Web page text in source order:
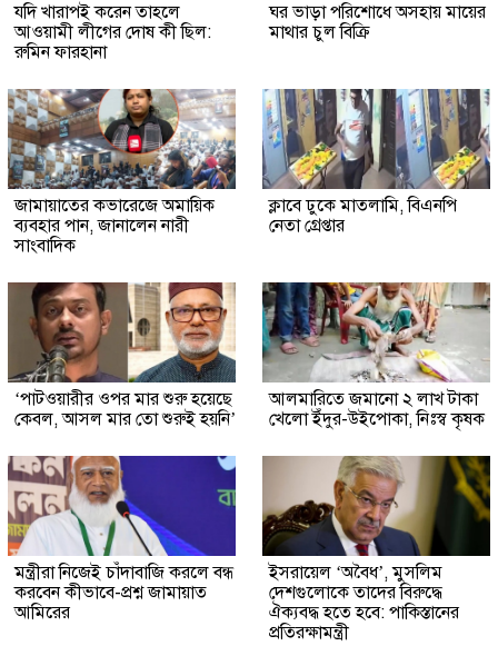
যদি খারাপই করেন তাহলে
আওয়ামী লীগের দোষ কী ছিল:
রুমিন ফারহানা
ঘর ভাড়া পরিশোধে অসহায় মায়ের
মাথার চুল বিক্রি
জামায়াতের কভারেজে অমায়িক
ব্যবহার পান, জানালেন নারী
সাংবাদিক
ক্লাবে ঢুকে মাতলামি, বিএনপি
নেতা গ্রেপ্তার
‘পাটওয়ারীর ওপর মার শুরু হয়েছে
কেবল, আসল মার তো শুরুই হয়নি’
আলমারিতে জমানো ২ লাখ টাকা
খেলো ইঁদুর-উইপোকা, নিঃস্ব কৃষক
মন্ত্রীরা নিজেই চাঁদাবাজি করলে বন্ধ
করবেন কীভাবে-প্রশ্ন জামায়াত
আমিরের
ইসরায়েল ‘অবৈধ’, মুসলিম
দেশগুলোকে তাদের বিরুদ্ধে
ঐক্যবদ্ধ হতে হবে: পাকিস্তানের
প্রতিরক্ষামন্ত্রী